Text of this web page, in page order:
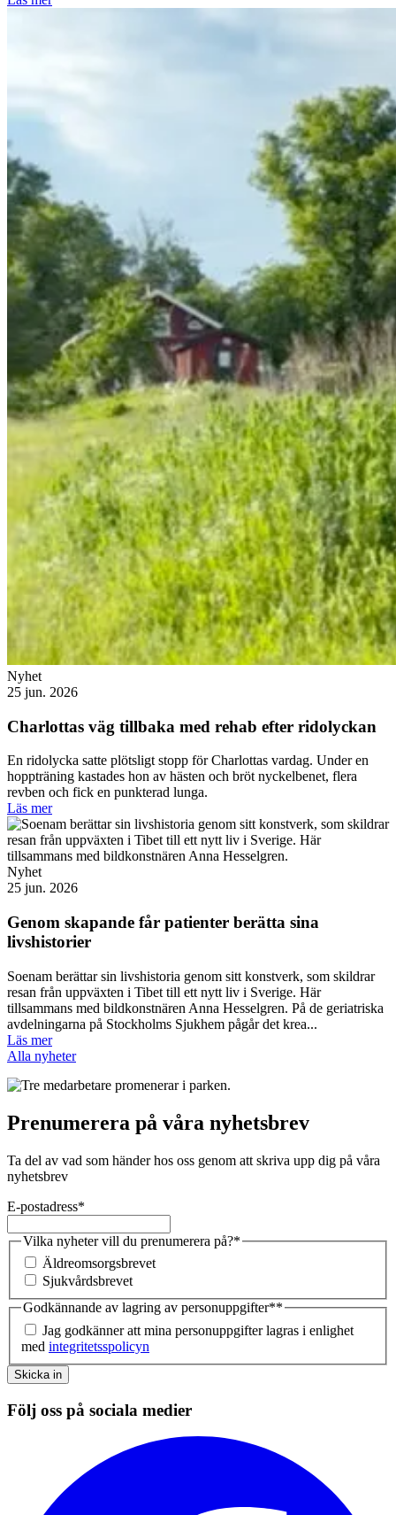
Nyhet
25 jun. 2026
Charlottas väg tillbaka med rehab efter ridolyckan
En ridolycka satte plötsligt stopp för Charlottas vardag. Under en
hoppträning kastades hon av hästen och bröt nyckelbenet, flera
revben och fick en punkterad lunga.
Läs mer
Nyhet
25 jun. 2026
Genom skapande får patienter berätta sina
livshistorier
Soenam berättar sin livshistoria genom sitt konstverk, som skildrar
resan från uppväxten i Tibet till ett nytt liv i Sverige. Här
tillsammans med bildkonstnären Anna Hesselgren. På de geriatriska
avdelningarna på Stockholms Sjukhem pågår det krea...
Läs mer
Alla nyheter
Prenumerera på våra nyhetsbrev
Ta del av vad som händer hos oss genom att skriva upp dig på våra
nyhetsbrev
E-postadress*
Vilka nyheter vill du prenumerera på?*
Äldreomsorgsbrevet
Sjukvårdsbrevet
Godkännande av lagring av personuppgifter**
Jag godkänner att mina personuppgifter lagras i enlighet
med integritetsspolicyn
Skicka in
Följ oss på sociala medier